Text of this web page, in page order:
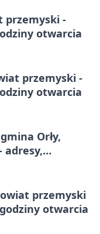
przemyski -
otwarcia
przemyski -
otwarcia
Orły,
adresy,
przemyski
otwarcia